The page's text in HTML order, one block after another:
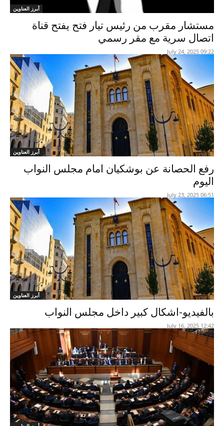
أبرز العناوين
مستشار مقرب من رئيس تيار فتح يفتح قناة
اتصال سرية مع مقر رسمي
09:22 2025 ,July 24
أبرز العناوين
رفع الحصانة عن بوشكيان امام مجلس النواب
اليوم
06:51 2025 ,July 23
أبرز العناوين
بالفيديو-اشكال كبير داخل مجلس النواب
12:42 2025 ,July 16